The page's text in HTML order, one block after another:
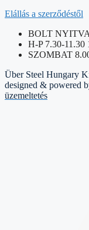
Elállás a szerződéstől
BOLT
H-P 7.30-11.30
SZOMBAT
Über Steel Hungary
designed & powered
üzemeltetés